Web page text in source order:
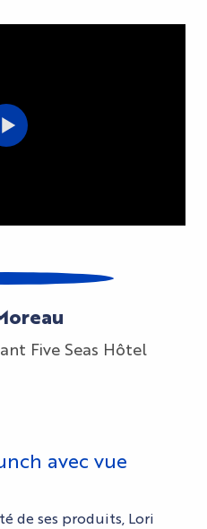
Five Seas Hôtel
avec vue
de ses produits, Lori